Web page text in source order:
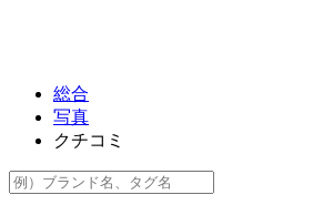
総合
写真
クチコミ